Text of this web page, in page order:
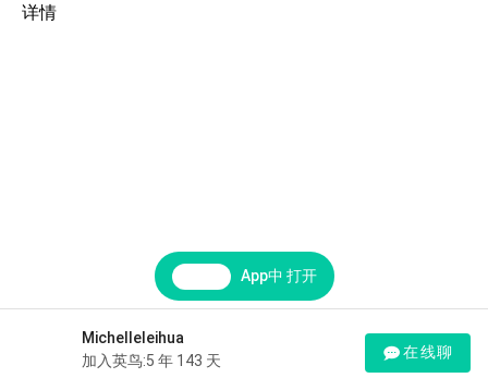
详情
App中 打开
Michelleleihua
加入英鸟:5 年 143 天
在线聊